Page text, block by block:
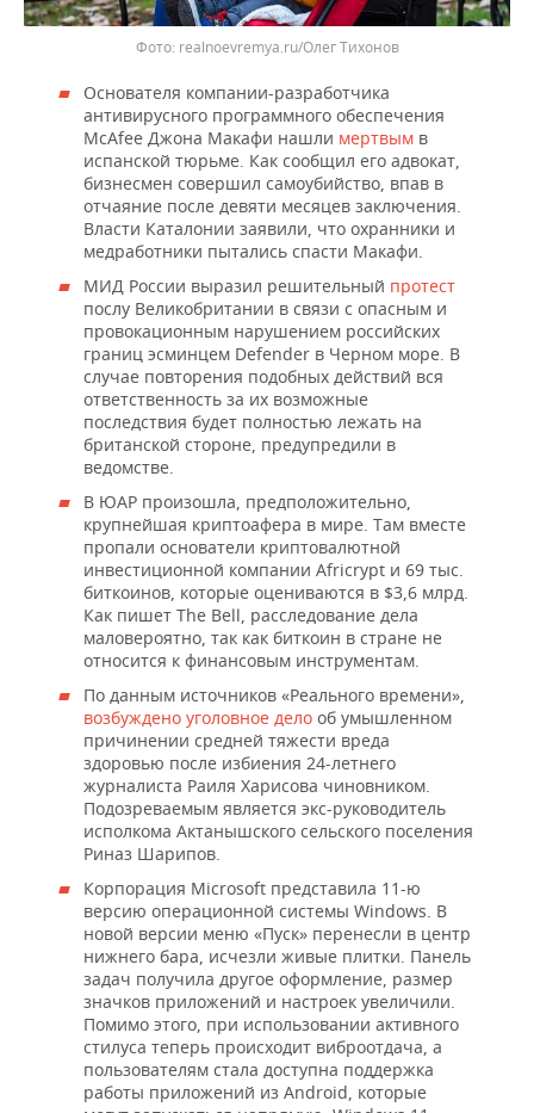
realnoevremya.ru/Олег Тихонов
Основателя компании-разработчика
антивирусного программного обеспечения
McAfee Джона Макафи нашли мертвым в
испанской тюрьме. Как сообщил его адвокат,
бизнесмен совершил самоубийство, впав в
отчаяние после девяти месяцев заключения.
Власти Каталонии заявили, что охранники и
медработники пытались спасти Макафи.
МИД России выразил решительный протест
послу Великобритании в связи с опасным и
провокационным нарушением российских
границ эсминцем Defender в Черном море. В
случае повторения подобных действий вся
ответственность за их возможные
последствия будет полностью лежать на
британской стороне, предупредили в
ведомстве.
В ЮАР произошла, предположительно,
крупнейшая криптоафера в мире. Там вместе
пропали основатели криптовалютной
инвестиционной компании Africrypt и 69 тыс.
биткоинов, которые оцениваются в $3,6 млрд.
Как пишет The Bell, расследование дела
маловероятно, так как биткоин в стране не
относится к финансовым инструментам.
По данным источников «Реального времени»,
возбуждено уголовное дело об умышленном
причинении средней тяжести вреда
здоровью после избиения 24-летнего
журналиста Раиля Харисова чиновником.
Подозреваемым является экс-руководитель
исполкома Актанышского сельского поселения
Риназ Шарипов.
Корпорация Microsoft представила 11-ю
версию операционной системы Windows. В
новой версии меню «Пуск» перенесли в центр
нижнего бара, исчезли живые плитки. Панель
задач получила другое оформление, размер
значков приложений и настроек увеличили.
Помимо этого, при использовании активного
стилуса теперь происходит виброотдача, а
пользователям стала доступна поддержка
работы приложений из Android, которые